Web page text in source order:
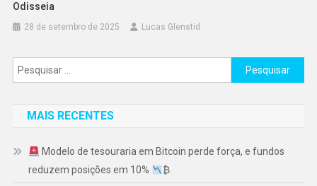
Odisseia
28 de setembro de 2025 Lucas Glenstid
Pesquisar
por:
MAIS RECENTES
Modelo de tesouraria em Bitcoin perde força, e fundos
reduzem posições em 10%
₿